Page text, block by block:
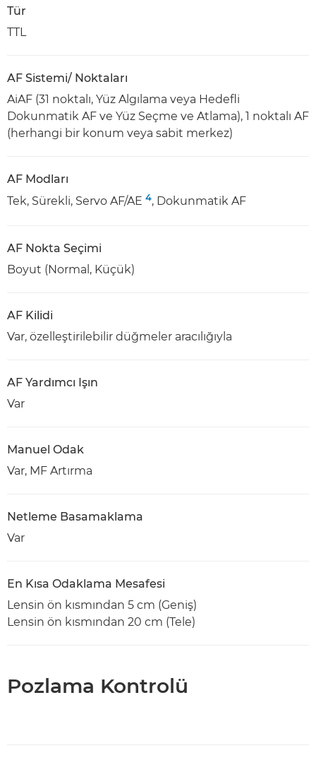
Tür
TTL
AF Sistemi/ Noktaları
AiAF (31 noktalı, Yüz Algılama veya Hedefli
Dokunmatik AF ve Yüz Seçme ve Atlama), 1 noktalı AF
(herhangi bir konum veya sabit merkez)
AF Modları
Tek, Sürekli, Servo AF/AE 4, Dokunmatik AF
AF Nokta Seçimi
Boyut (Normal, Küçük)
AF Kilidi
Var, özelleştirilebilir düğmeler aracılığıyla
AF Yardımcı Işın
Var
Manuel Odak
Var, MF Artırma
Netleme Basamaklama
Var
En Kısa Odaklama Mesafesi
Lensin ön kısmından 5 cm (Geniş)
Lensin ön kısmından 20 cm (Tele)
Pozlama Kontrolü